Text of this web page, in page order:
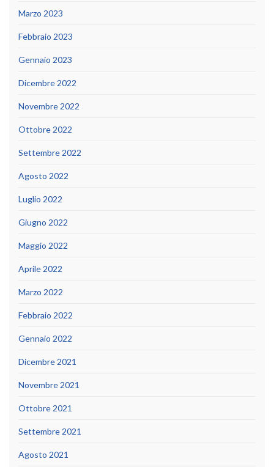
Marzo 2023
Febbraio 2023
Gennaio 2023
Dicembre 2022
Novembre 2022
Ottobre 2022
Settembre 2022
Agosto 2022
Luglio 2022
Giugno 2022
Maggio 2022
Aprile 2022
Marzo 2022
Febbraio 2022
Gennaio 2022
Dicembre 2021
Novembre 2021
Ottobre 2021
Settembre 2021
Agosto 2021